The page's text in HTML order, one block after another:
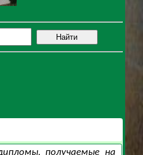
получаемые на